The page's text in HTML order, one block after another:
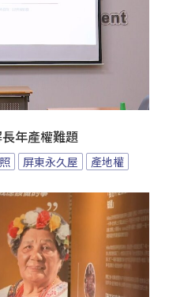
年產權難題
屏東永久屋 產地權